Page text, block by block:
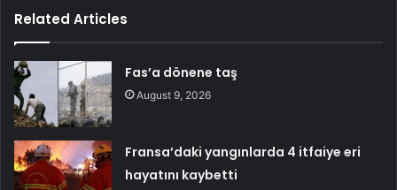
Related Articles
Fas’a dönene taş
August 9, 2026
Fransa’daki yangınlarda 4 itfaiye eri
hayatını kaybetti